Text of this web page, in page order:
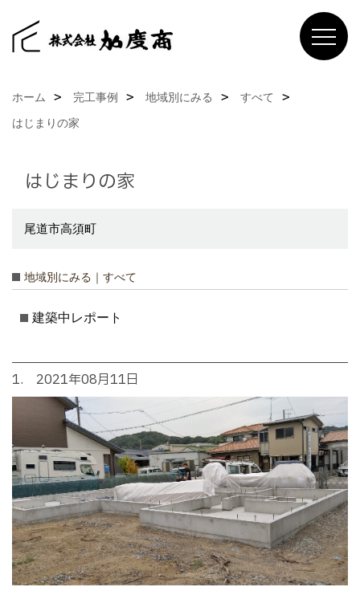
ホーム 完工事例 地域別にみる
すべて
はじまりの家
はじまりの家
尾道市高須町
地域別にみる｜すべて
建築中レポート
1. 2021年08月11日